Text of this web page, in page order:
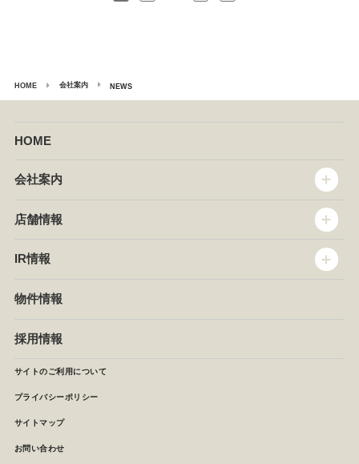
HOME 会社案内 NEWS
HOME
会社案内
企業情報
セントラルキッチン
NEWS
店舗情報
椿屋珈琲
イタリアンダイニングDONA
店舗検索
IR情報
IRニュース
月次報告
決算短信
株主の皆様へ
よくあるご質問 (株主優待制度)
物件情報
採用情報
サイトのご利用について
プライバシーポリシー
サイトマップ
お問い合わせ